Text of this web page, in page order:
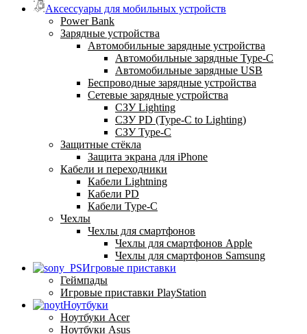
Аксессуары для мобильных устройств
Power Bank
Зарядные устройства
Автомобильные зарядные устройства
Автомобильные зарядные Type-C
Автомобильные зарядные USB
Беспроводные зарядные устройства
Сетевые зарядные устройства
СЗУ Lighting
СЗУ PD (Type-C to Lighting)
СЗУ Type-C
Защитные стёкла
Защита экрана для iPhone
Кабели и переходники
Кабели Lightning
Кабели PD
Кабели Type-C
Чехлы
Чехлы для смартфонов
Чехлы для смартфонов Apple
Чехлы для смартфонов Samsung
Игровые приставки
Геймпады
Игровые приставки PlayStation
Ноутбуки
Ноутбуки Acer
Ноутбуки Asus